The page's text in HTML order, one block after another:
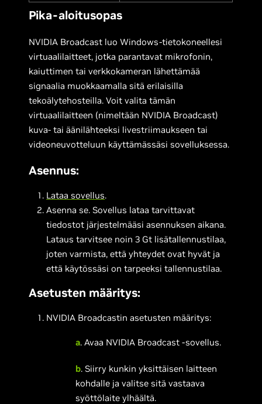
Pika-aloitusopas
NVIDIA Broadcast luo Windows-tietokoneellesi
virtuaalilaitteet, jotka parantavat mikrofonin,
kaiuttimen tai verkkokameran lähettämää
signaalia muokkaamalla sitä erilaisilla
tekoälytehosteilla. Voit valita tämän
virtuaalilaitteen (nimeltään NVIDIA Broadcast)
kuva- tai äänilähteeksi livestriimaukseen tai
videoneuvotteluun käyttämässäsi sovelluksessa.
Asennus:
Lataa sovellus.
Asenna se. Sovellus lataa tarvittavat
tiedostot järjestelmääsi asennuksen aikana.
Lataus tarvitsee noin 3 Gt lisätallennustilaa,
joten varmista, että yhteydet ovat hyvät ja
että käytössäsi on tarpeeksi tallennustilaa.
Asetusten määritys:
NVIDIA Broadcastin asetusten määritys:
a. Avaa NVIDIA Broadcast -sovellus.
b. Siirry kunkin yksittäisen laitteen
kohdalle ja valitse sitä vastaava
syöttölaite ylhäältä.